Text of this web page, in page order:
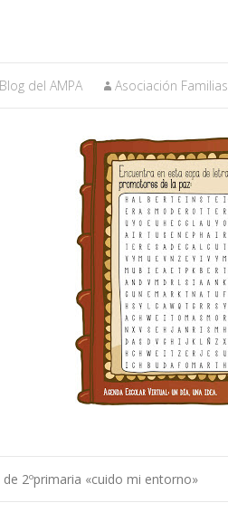
Blog del AMPA Asociación Familias
2ºprimaria «cuido mi entorno»